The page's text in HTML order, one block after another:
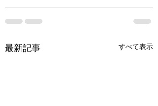
最新記事 すべて表示